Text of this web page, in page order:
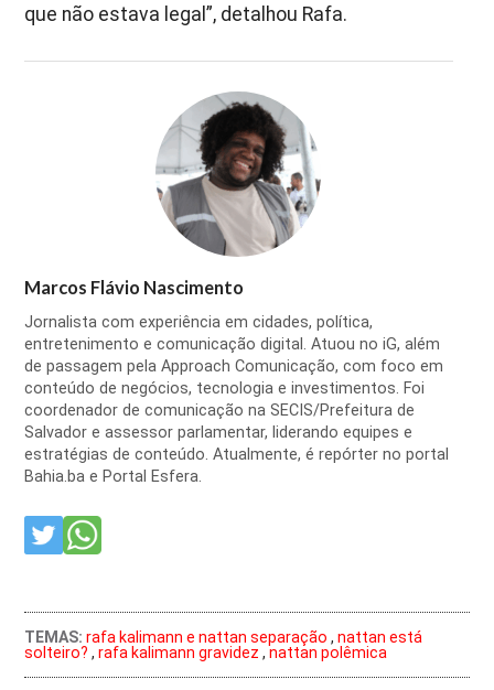
que não estava legal”, detalhou Rafa.
Marcos Flávio Nascimento
Jornalista com experiência em cidades, política,
entretenimento e comunicação digital. Atuou no iG, além
de passagem pela Approach Comunicação, com foco em
conteúdo de negócios, tecnologia e investimentos. Foi
coordenador de comunicação na SECIS/Prefeitura de
Salvador e assessor parlamentar, liderando equipes e
estratégias de conteúdo. Atualmente, é repórter no portal
Bahia.ba e Portal Esfera.
TEMAS: rafa kalimann e nattan separação ,nattan está
solteiro? ,rafa kalimann gravidez ,nattan polêmica